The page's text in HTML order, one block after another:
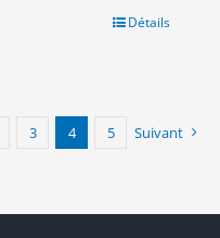
Détails
3 4 5 Suivant